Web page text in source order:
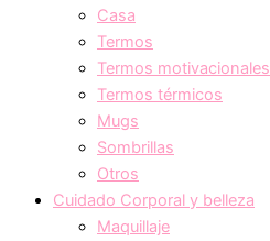
Casa
Termos
Termos motivacionales
Termos térmicos
Mugs
Sombrillas
Otros
Cuidado Corporal y belleza
Maquillaje